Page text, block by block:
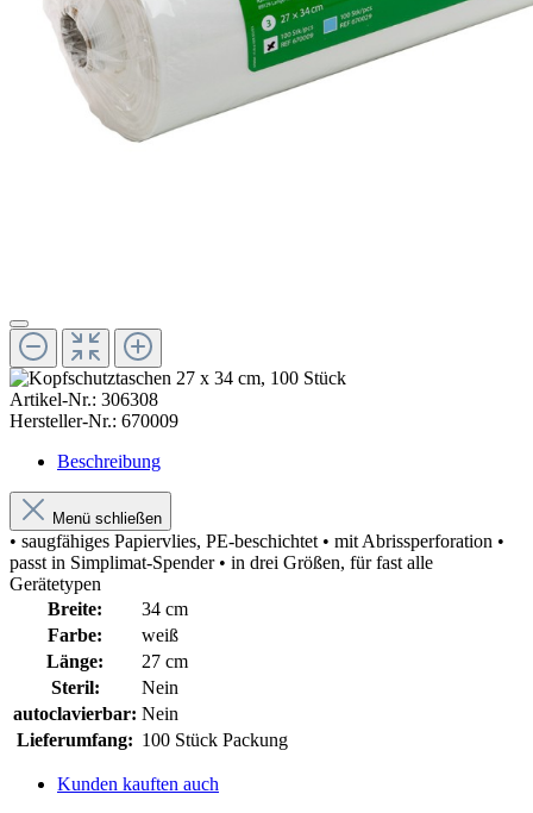
Artikel-Nr.: 306308
Hersteller-Nr.: 670009
Beschreibung
Menü schließen
• saugfähiges Papiervlies, PE-beschichtet • mit Abrissperforation •
passt in Simplimat-Spender • in drei Größen, für fast alle
Gerätetypen
Breite:
34 cm
Farbe:
weiß
Länge:
27 cm
Steril:
Nein
autoclavierbar: Nein
Lieferumfang: 100 Stück Packung
Kunden kauften auch